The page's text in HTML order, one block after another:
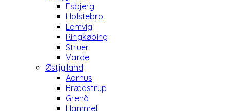
Esbjerg
Holstebro
Lemvig
Ringkøbing
Struer
Varde
Østjylland
Aarhus
Brædstrup
Grenå
Hammel